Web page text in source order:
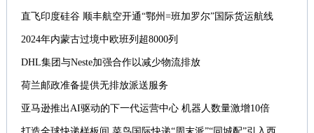
直飞印度硅谷 顺丰航空开通“鄂州=班加罗尔”国际货运航线
2024年内蒙古过境中欧班列超8000列
DHL集团与Neste加强合作以减少物流排放
荷兰邮政准备提供无排放派送服务
亚马逊推出AI驱动的下一代运营中心 机器人数量激增10倍